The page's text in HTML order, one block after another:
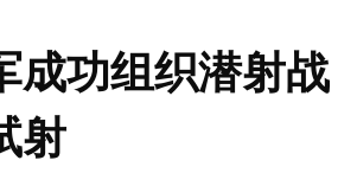
成功组织潜射战
射